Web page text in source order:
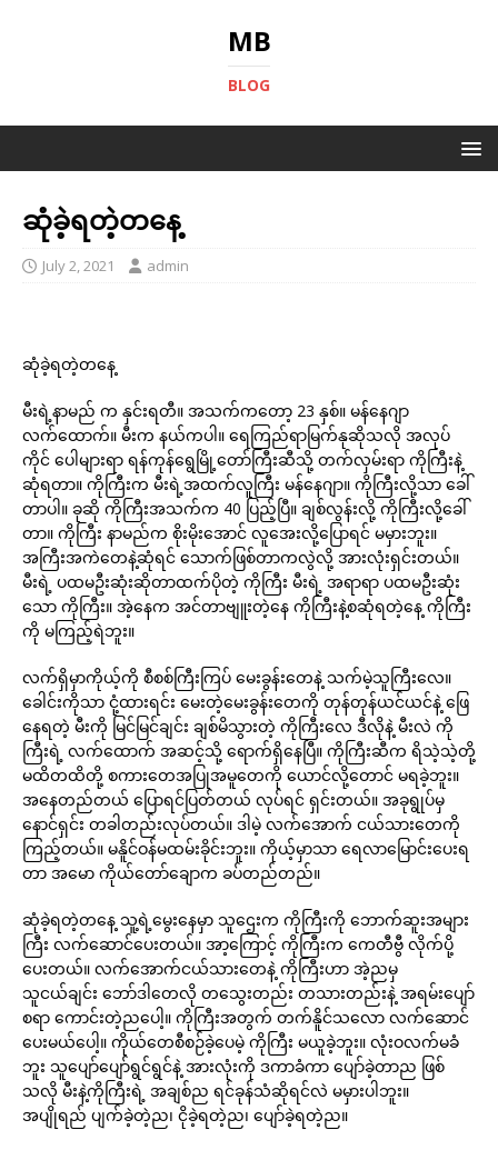
MB
BLOG
ဆုံခဲ့ရတဲ့တနေ့
July 2, 2021 admin
ဆုံခဲ့ရတဲ့တနေ့
မီးရဲ့နာမည် က နှင်းရတီ။ အသက်ကတော့ 23 နှစ်။ မန်နေဂျာ
လက်ထောက်။ မီးက နယ်ကပါ။ ရေကြည်ရာမြက်နုဆိုသလို အလုပ်
ကိုင် ပေါများရာ ရန်ကုန်ရွေမြို့တော်ကြီးဆီသို့ တက်လှမ်းရာ ကိုကြီးနဲ့
ဆုံရတာ။ ကိုကြီးက မီးရဲ့အထက်လူကြီး မန်နေဂျာ။ ကိုကြီးလို့သာ ခေါ်
တာပါ။ ခုဆို ကိုကြီးအသက်က 40 ပြည့်ပြီ။ ချစ်လွန်းလို့ ကိုကြီးလို့ခေါ်
တာ။ ကိုကြီး နာမည်က စိုးမိုးအောင် လူအေးလို့ပြောရင် မမှားဘူး။
အကြီးအကဲတေနဲ့ဆုံရင် သောက်ဖြစ်တာကလွဲလို့ အားလုံးရှင်းတယ်။
မီးရဲ့ ပထမဦးဆုံးဆိုတာထက်ပိုတဲ့ ကိုကြီး မီးရဲ့ အရာရာ ပထမဦးဆုံး
သော ကိုကြီး။ အဲ့နေက အင်တာဗျူးတဲ့နေ ကိုကြီးနဲ့စဆုံရတဲ့နေ့ ကိုကြီး
ကို မကြည့်ရဲဘူး။
လက်ရှိမှာကိုယ့်ကို စီစစ်ကြီးကြပ် မေးခွန်းတေနဲ့ သက်မဲ့သူကြီးလေ။
ခေါင်းကိုသာ ငုံ့ထားရင်း မေးတဲ့မေးခွန်းတေကို တုန်တုန်ယင်ယင်နဲ့ ဖြေ
နေရတဲ့ မီးကို မြင်မြင်ချင်း ချစ်မိသွားတဲ့ ကိုကြီးလေ ဒီလိုနဲ့ မီးလဲ ကို
ကြီးရဲ့ လက်ထောက် အဆင့်သို့ ရောက်ရှိနေပြီ။ ကိုကြီးဆီက ရိသဲ့သဲ့တို့
မထိတထိတို့ စကားတေအပြုအမူတေကို ယောင်လို့တောင် မရခဲ့ဘူး။
အနေတည်တယ် ပြောရင်ပြတ်တယ် လုပ်ရင် ရှင်းတယ်။ အခုရွုပ်မှ
နောင်ရှင်း တခါတည်းလုပ်တယ်။ ဒါမဲ့ လက်အောက် ငယ်သားတေကို
ကြည့်တယ်။ မနိူင်ဝန်မထမ်းခိုင်းဘူး။ ကိုယ့်မှာသာ ရေလာမြောင်းပေးရ
တာ အမော ကိုယ်တော်ချောက ခပ်တည်တည်။
ဆုံခဲ့ရတဲ့တနေ့ သူ့ရဲ့မွေးနေမှာ သူဌေးက ကိုကြီးကို ဘောက်ဆူးအများ
ကြီး လက်ဆောင်ပေးတယ်။ အာ့ကြောင့် ကိုကြီးက ကေတီဗွီ လိုက်ပို့
ပေးတယ်။ လက်အောက်ငယ်သားတေနဲ့ ကိုကြီးဟာ အဲ့ညမှ
သူငယ်ချင်း ဘော်ဒါတေလို တသွေးတည်း တသားတည်းနဲ့ အရမ်းပျော်
စရာ ကောင်းတဲ့ညပေါ့။ ကိုကြီးအတွက် တက်နိူင်သလော လက်ဆောင်
ပေးမယ်ပေါ့။ ကိုယ်တေစီစဉ်ခဲ့ပေမဲ့ ကိုကြီး မယူခဲ့ဘူး။ လုံးဝလက်မခံ
ဘူး သူပျော်ပျော်ရွင်ရွင်နဲ့ အားလုံးကို ဒကာခံကာ ပျော်ခဲ့တာည ဖြစ်
သလို မီးနဲ့ကိုကြီးရဲ့ အချစ်ည ရင်ခုန်သံဆိုရင်လဲ မမှားပါဘူး။
အပျိုရည် ပျက်ခဲ့တဲ့ည၊ ငိုခဲ့ရတဲ့ည၊ ပျော်ခဲ့ရတဲ့ည။